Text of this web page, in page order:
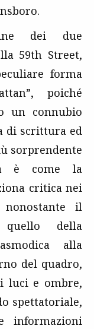
dei due
59th Street,
forma
poiché
un connubio
di scrittura ed
sorprendente
è come la
critica nei
il
della
alla
del quadro,
luci e ombre,
spettatoriale,
informazioni